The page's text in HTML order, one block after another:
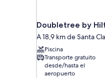
Doubletree by
A 18,9 km de Santa
Piscina
Transporte gratuito
desde/hasta el
aeropuerto